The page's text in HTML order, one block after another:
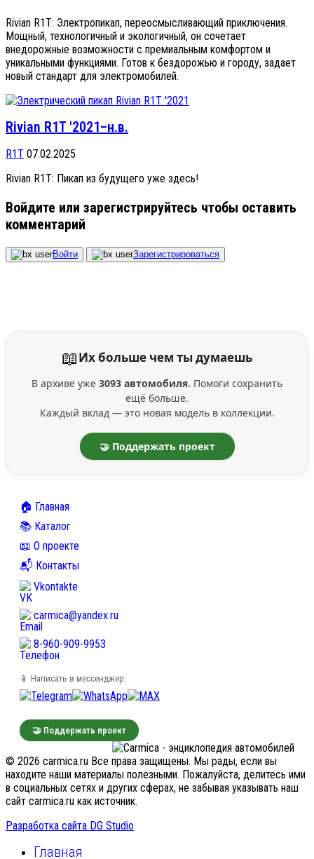
Rivian R1T: Электропикап, переосмысливающий приключения.
Мощный, технологичный и экологичный, он сочетает
внедорожные возможности с премиальным комфортом и
уникальными функциями. Готов к бездорожью и городу, задает
новый стандарт для электромобилей.
Rivian R1T '2021–н.в.
R1T 07.02.2025
Rivian R1T: Пикап из будущего уже здесь!
Войдите или зарегистрируйтесь чтобы оставить
комментарий
Войти Зарегистрироваться
📖Их больше чем ты думаешь
В архиве уже 3093 автомобиля. Помоги сохранить
ещё больше.
Каждый вклад — это новая модель в коллекции.
🤝 Поддержать проект
🏠 Главная
📚 Каталог
📖 О проекте
📬 Контакты
Vkontakte
carmica@yandex.ru
8-960-909-9953
📱 Написать в мессенджер:
🤝 Поддержать проект
© 2026 carmica.ru Все права защищены. Мы рады, если вы
находите наши материалы полезными. Пожалуйста, делитесь ими
в социальных сетях и других сферах, не забывая указывать наш
сайт carmica.ru как источник.
Разработка сайта DG Studio
Главная